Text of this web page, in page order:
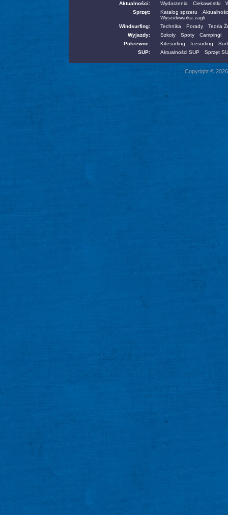
Aktualności: Wydarzenia Ciekawostki
Sprzęt:
Katalog sprzetu
Wyszukiwarka żagli
Windsurfing:
Technika Porady
Teoria
Wyjazdy:
Szkoły Spoty
Campingi
Pokrewne:
Kitesurfing Icesurfing
SUP:
Aktualności SUP Sprzęt
Copyright ©